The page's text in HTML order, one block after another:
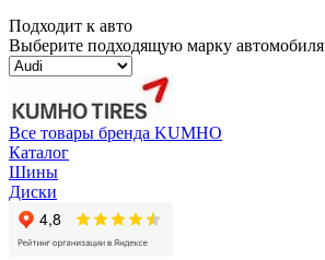
Подходит к авто
Выберите подходящую марку автомобиля
Все товары бренда KUMHO
Каталог
Шины
Диски